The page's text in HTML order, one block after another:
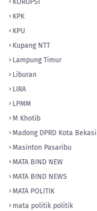
KORUPSI
KPK
KPU
Kupang NTT
Lampung Timur
Liburan
LIRA
LPMM
M Khotib
Madong DPRD Kota Bekasi
Masinton Pasaribu
MATA BIND NEW
MATA BIND NEWS
MATA POLITIK
mata politik politik